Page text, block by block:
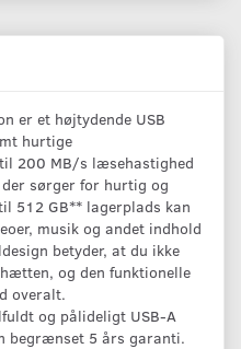
er et højtydende USB
hurtige
200 MB/s læsehastighed
sørger for hurtig og
512 GB** lagerplads kan
musik og andet indhold
betyder, at du ikke
og den funktionelle
overalt.
og pålideligt USB-A
begrænset 5 års garanti.